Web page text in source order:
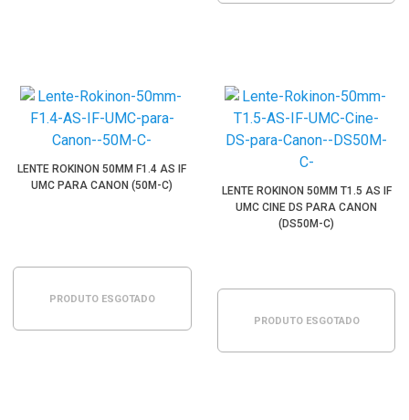
LENTE ROKINON 50MM F1.4 AS IF
UMC PARA CANON (50M-C)
PRODUTO ESGOTADO
LENTE ROKINON 50MM T1.5 AS IF
UMC CINE DS PARA CANON
(DS50M-C)
PRODUTO ESGOTADO